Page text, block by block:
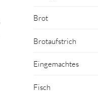
Brot
Brotaufstrich
Eingemachtes
Fisch